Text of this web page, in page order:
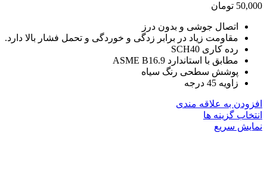
50,000 تومان
اتصال جوشی و بدون درز
مقاومت زیاد در برابر زدگی و خوردگی و تحمل فشار بالا دارد.
رده کاری SCH40
مطابق با استاندارد ASME B16.9
پوشش سطحی رنگ سیاه
زاویه 45 درجه
افزودن به علاقه مندی
انتخاب گزینه ها
نمایش سریع